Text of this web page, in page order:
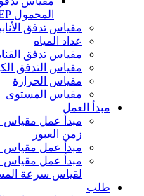
المحمول DF6100-EP
مقياس تدفق
عداد المياه
مقياس تدفق
مقياس التدفق
مقياس الحرارة
مقياس المستوى
مبدأ العمل
مبدأ عمل مقياس
زمن العبور
مبدأ عمل مقياس
مبدأ عمل مقياس
لقياس سرعة
طلب